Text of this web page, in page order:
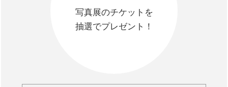
写真展のチケットを
抽選でプレゼント！